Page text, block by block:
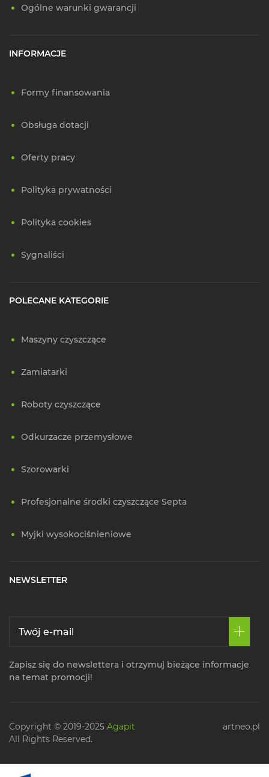
Ogólne warunki gwarancji
INFORMACJE
Formy finansowania
Obsługa dotacji
Oferty pracy
Polityka prywatności
Polityka cookies
Sygnaliści
POLECANE KATEGORIE
Maszyny czyszczące
Zamiatarki
Roboty czyszczące
Odkurzacze przemysłowe
Szorowarki
Profesjonalne środki czyszczące Septa
Myjki wysokociśnieniowe
NEWSLETTER
Zapisz się do newslettera i otrzymuj bieżące informacje
na temat promocji!
Copyright © 2019-2025 Agapit
All Rights Reserved.
artneo.pl